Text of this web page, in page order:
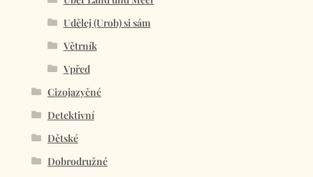
Udělej (Urob) si sám
Větrník
Vpřed
Cizojazyčné
Detektivní
Dětské
Dobrodružné